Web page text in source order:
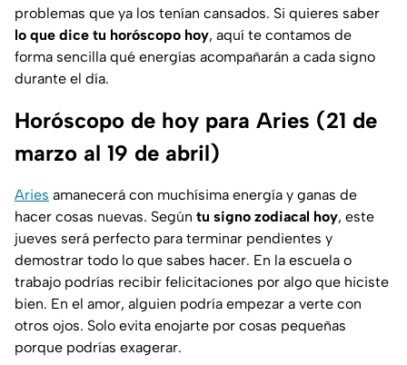
problemas que ya los tenían cansados. Si quieres saber
lo que dice tu horóscopo hoy, aquí te contamos de
forma sencilla qué energías acompañarán a cada signo
durante el día.
Horóscopo de hoy para Aries (21 de
marzo al 19 de abril)
Aries amanecerá con muchísima energía y ganas de
hacer cosas nuevas. Según tu signo zodiacal hoy, este
jueves será perfecto para terminar pendientes y
demostrar todo lo que sabes hacer. En la escuela o
trabajo podrías recibir felicitaciones por algo que hiciste
bien. En el amor, alguien podría empezar a verte con
otros ojos. Solo evita enojarte por cosas pequeñas
porque podrías exagerar.